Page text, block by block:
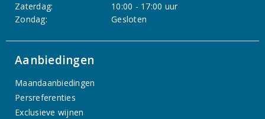
Zaterdag:
10:00 - 17:00 uur
Zondag:
Gesloten
Aanbiedingen
Maandaanbiedingen
Persreferenties
Exclusieve wijnen